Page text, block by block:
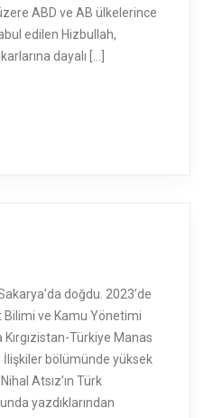
ABD ve AB ülkelerince
edilen Hizbullah,
dayalı […]
doğdu. 2023’de
ve Kamu Yönetimi
Türkiye Manas
İlişkiler bölümünde yüksek
Atsız’ın Türk
yazdıklarından